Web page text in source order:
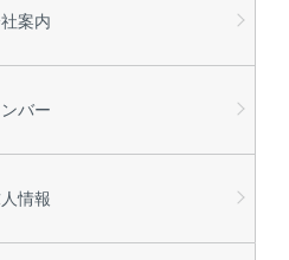
案内
ンバー
情報